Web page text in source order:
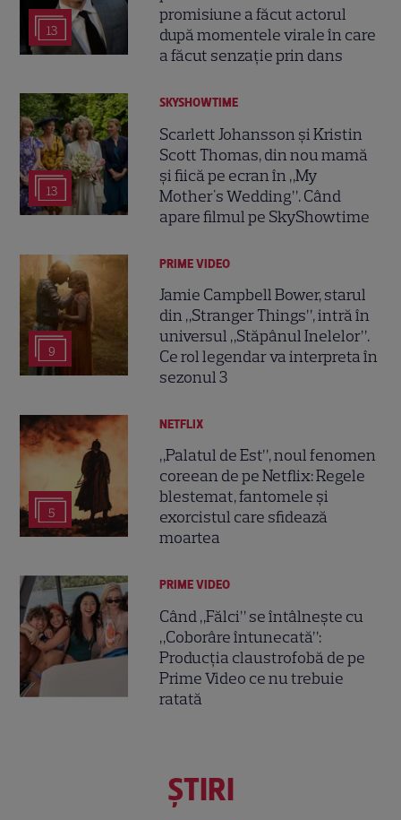
13
promisiune a făcut actorul
după momentele virale în care
a făcut senzație prin dans
13
SKYSHOWTIME
Scarlett Johansson și Kristin
Scott Thomas, din nou mamă
și fiică pe ecran în „My
Mother's Wedding”. Când
apare filmul pe SkyShowtime
9
PRIME VIDEO
Jamie Campbell Bower, starul
din „Stranger Things”, intră în
universul „Stăpânul Inelelor”.
Ce rol legendar va interpreta în
sezonul 3
5
NETFLIX
„Palatul de Est”, noul fenomen
coreean de pe Netflix: Regele
blestemat, fantomele și
exorcistul care sfidează
moartea
PRIME VIDEO
Când „Fălci” se întâlnește cu
„Coborâre întunecată”:
Producția claustrofobă de pe
Prime Video ce nu trebuie
ratată
ŞTIRI